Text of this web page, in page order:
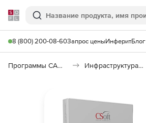
Softline
Поиск
8 (800) 200-08-60Запрос ценыИнферитБлог
Программы САПР и ГИС Инфраструктура: изыскания, генплан, транспорт